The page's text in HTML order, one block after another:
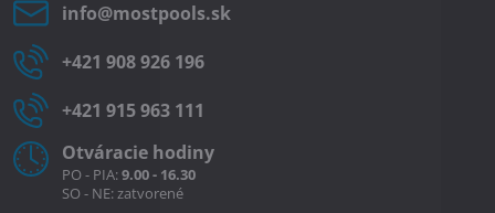
info​@mostpools​.sk
+421 908 926 196
+421 915 963 111
Otváracie hodiny
PO - PIA:9.00 - 16.30
SO - NE: zatvorené